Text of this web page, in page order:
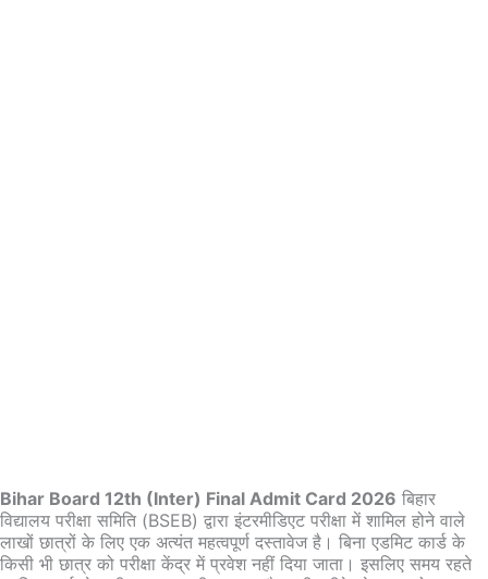
Bihar Board 12th (Inter) Final Admit Card 2026 बिहार
विद्यालय परीक्षा समिति (BSEB) द्वारा इंटरमीडिएट परीक्षा में शामिल होने वाले
लाखों छात्रों के लिए एक अत्यंत महत्वपूर्ण दस्तावेज है। बिना एडमिट कार्ड के
किसी भी छात्र को परीक्षा केंद्र में प्रवेश नहीं दिया जाता। इसलिए समय रहते